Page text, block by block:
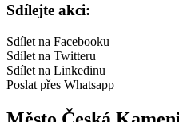
Sdílejte akci:
Sdílet na Facebooku
Sdílet na Twitteru
Sdílet na Linkedinu
Poslat přes Whatsapp